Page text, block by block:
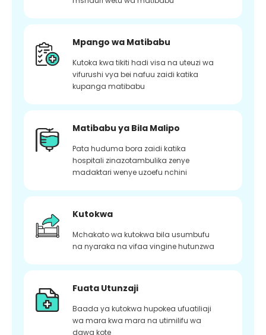
Mpango wa Matibabu
Kutoka kwa tikiti hadi visa na uteuzi wa
vifurushi vya bei nafuu zaidi katika
kupanga matibabu
Matibabu ya Bila Malipo
Pata huduma bora zaidi katika
hospitali zinazotambulika zenye
madaktari wenye uzoefu nchini
Kutokwa
Mchakato wa kutokwa bila usumbufu
na nyaraka na vifaa vingine hutunzwa
Fuata Utunzaji
Baada ya kutokwa hupokea ufuatiliaji
wa mara kwa mara na utimilifu wa
dawa kote